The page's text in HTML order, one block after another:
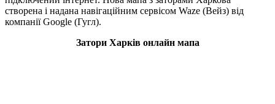
створена і надана навігаційним сервісом Waze (Вейз) від
компанії Google (Гугл).
Затори Харків онлайн мапа